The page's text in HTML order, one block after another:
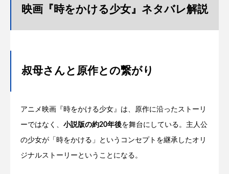
映画『時をかける少女』ネタバレ解説
叔母さんと原作との繋がり
アニメ映画『時をかける少女』は、原作に沿ったストーリ
ーではなく、 小説版の約20年後を舞台にしている。主人公
の少女が「時をかける」というコンセプトを継承したオリ
ジナルストーリーということになる。